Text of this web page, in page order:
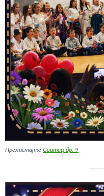
Прелистајте Свитац бр. 9